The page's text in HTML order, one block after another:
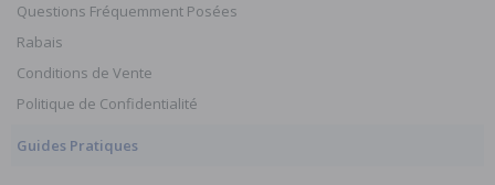
Questions Fréquemment Posées
Rabais
Conditions de Vente
Politique de Confidentialité
Guides Pratiques